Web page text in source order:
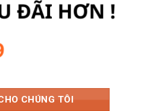
CHÚNG TÔI